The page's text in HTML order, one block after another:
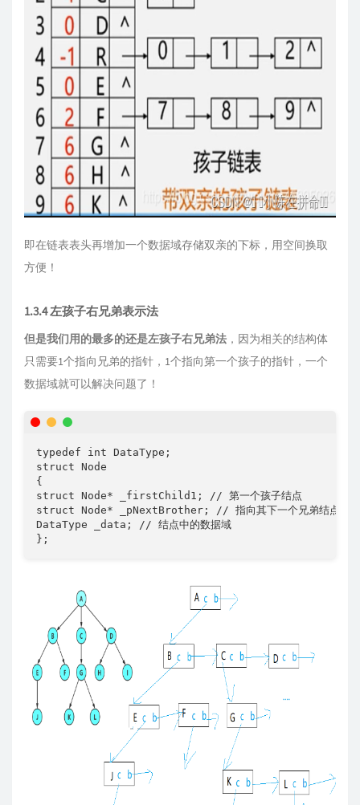
即在链表表头再增加一个数据域存储双亲的下标，用空间换取
方便！
1.3.4 左孩子右兄弟表示法
但是我们用的最多的还是左孩子右兄弟法 ，因为相关的结构体
只需要1个指向兄弟的指针，1个指向第一个孩子的指针，一个
数据域就可以解决问题了！
typedef int DataType;
struct Node
{
struct Node* _firstChild1; // 第一个孩子结点
struct Node* _pNextBrother; // 指向其下一个兄弟结点
DataType _data; // 结点中的数据域
};